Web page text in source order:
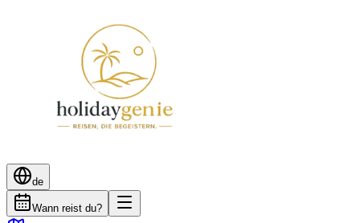
de
Wann reist du?